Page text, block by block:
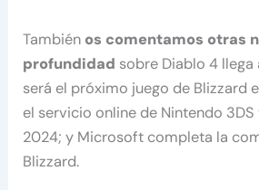
También os comentamos otras
profundidad sobre Diablo 4 llega
será el próximo juego de Blizzard
el servicio online de Nintendo 3DS
2024; y Microsoft completa la
Blizzard.